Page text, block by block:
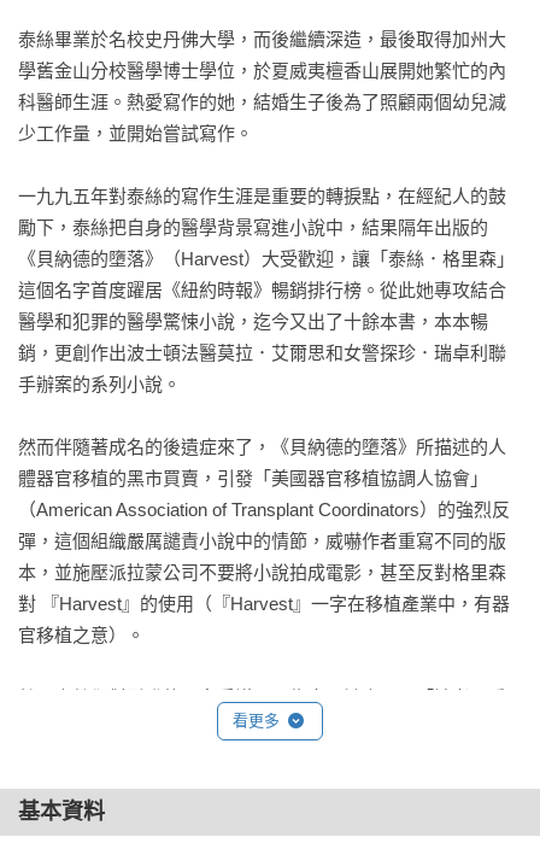
──《聖荷西信使報》
過去三十年，麥克．克萊頓的《天外病菌》（The Andromeda
Strain）一直是標竿……如今再也不是了。泰絲．格里森以《喀
手法全都精采無比。
──《普洛維登斯日報》
令人讚嘆又信服……一個基因大災難的緊張故事。
──《出版人週刊》
力道十足……一部張力十足的傑作。
《Ｘ檔案》影集之外，少數有關外太空生命的最佳醫學背景小
說。
──《娛樂週刊》
太空研究把格里森提到最頂尖的地位，和麥克．克萊頓和羅
賓．庫克（Robin Cook）並駕齊驅。
驚悚……節奏明快、提心吊膽，而且充滿了專業的資訊。
泰絲畢業於名校史丹佛大學，而後繼續深造，最後取得加州大
學舊金山分校醫學博士學位，於夏威夷檀香山展開她繁忙的內
科醫師生涯。熱愛寫作的她，結婚生子後為了照顧兩個幼兒減
少工作量，並開始嘗試寫作。
一九九五年對泰絲的寫作生涯是重要的轉捩點，在經紀人的鼓
勵下，泰絲把自身的醫學背景寫進小說中，結果隔年出版的
《貝納德的墮落》（Harvest）大受歡迎，讓「泰絲．格里森」
這個名字首度躍居《紐約時報》暢銷排行榜。從此她專攻結合
醫學和犯罪的醫學驚悚小說，迄今又出了十餘本書，本本暢
銷，更創作出波士頓法醫莫拉．艾爾思和女警探珍．瑞卓利聯
手辦案的系列小說。
然而伴隨著成名的後遺症來了，《貝納德的墮落》所描述的人
體器官移植的黑市買賣，引發「美國器官移植協調人協會」
（American Association of Transplant Coordinators）的強烈反
彈，這個組織嚴厲譴責小說中的情節，威嚇作者重寫不同的版
本，並施壓派拉蒙公司不要將小說拍成電影，甚至反對格里森
對 『Harvest』的使用（『Harvest』一字在移植產業中，有器
官移植之意）。
然而泰絲卻對引發的眾多爭議不以為意。她表示︰「讀者要看
醫學驚悚小說是因為他們想知道這個產業的內幕……我不是只
們在乎什麼、害怕失去什麼。」
看更多
基本資料